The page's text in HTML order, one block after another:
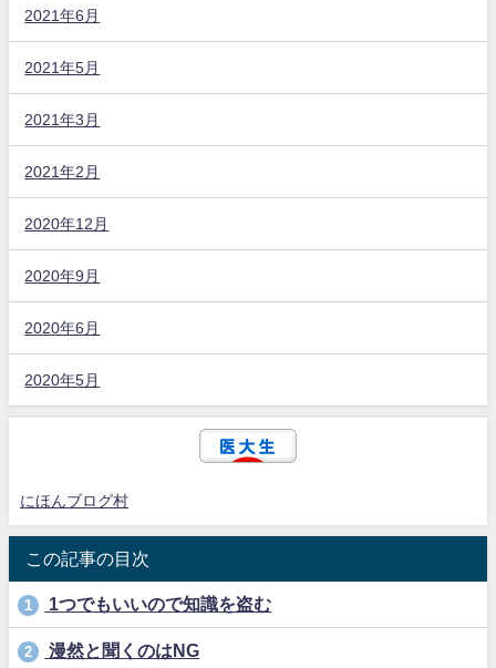
2021年6月
2021年5月
2021年3月
2021年2月
2020年12月
2020年9月
2020年6月
2020年5月
にほんブログ村
この記事の目次
1 1つでもいいので知識を盗む
2 漫然と聞くのはNG